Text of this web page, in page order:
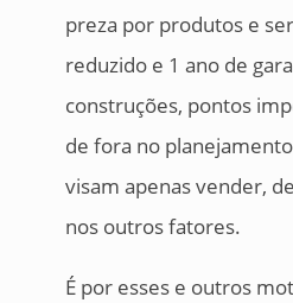
preza por produtos e
reduzido e 1 ano de
construções, pontos
de fora no
visam apenas vender,
nos outros fatores.
É por esses e outros